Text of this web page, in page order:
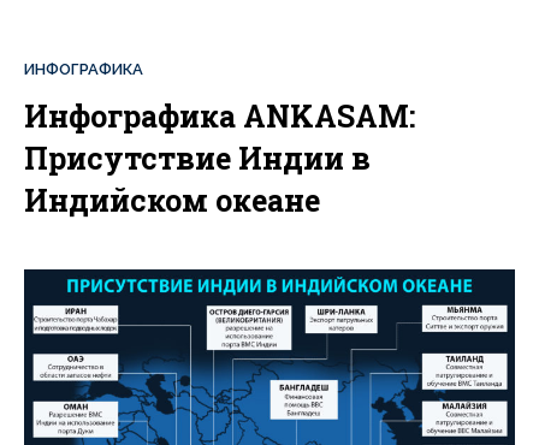
ИНФОГРАФИКА
Инфографика ANKASAM:
Присутствие Индии в
Индийском океане